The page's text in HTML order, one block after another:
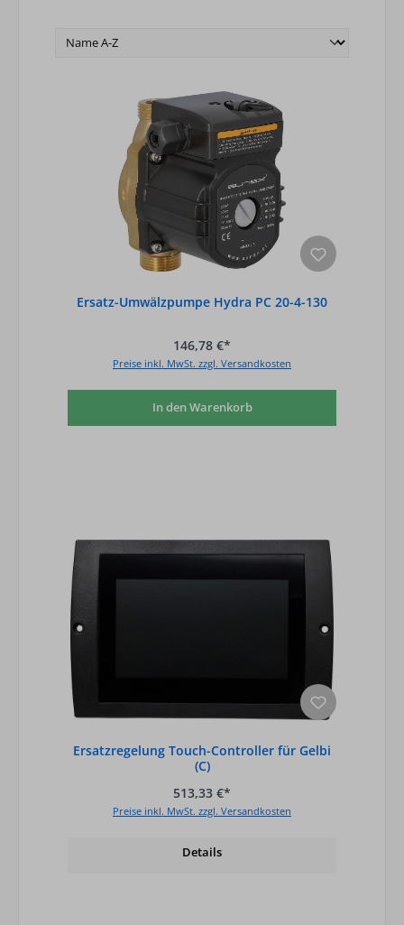
Ersatz-Umwälzpumpe Hydra PC 20-4-130
146,78 €*
Preise inkl. MwSt. zzgl. Versandkosten
In den Warenkorb
Ersatzregelung Touch-Controller für Gelbi
(C)
513,33 €*
Preise inkl. MwSt. zzgl. Versandkosten
Details